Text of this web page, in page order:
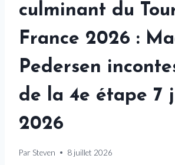
culminant du
France 2026 :
Pedersen
de la 4e étape 7
2026
Par Steven 8 juillet 2026